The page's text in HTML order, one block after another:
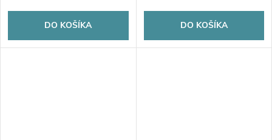
DO KOŠÍKA DO KOŠÍKA